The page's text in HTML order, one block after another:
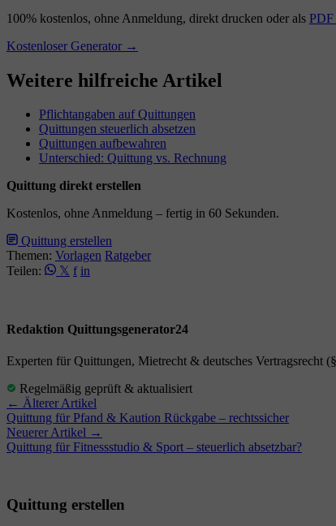
100% kostenlos, ohne Anmeldung, direkt drucken oder als PDF
Kostenloser Generator →
Weitere hilfreiche Artikel
Pflichtangaben auf Quittungen
Quittungen steuerlich absetzen
Quittungen aufbewahren
Unterschied: Quittung vs. Rechnung
Quittung direkt erstellen
Kostenlos, ohne Anmeldung – fertig in 60 Sekunden.
Quittung erstellen
Themen: Vorlagen Ratgeber
Teilen:
𝕏 f in
Redaktion Quittungsgenerator24
Experten für Quittungen, Mietrecht & deutsches Vertragsrecht
Regelmäßig geprüft & aktualisiert
← Älterer Artikel
Quittung für Pfand & Kaution Rückgabe – rechtssicher
Neuerer Artikel →
Quittung für Fitnessstudio & Sport – steuerlich absetzbar?
Quittung erstellen